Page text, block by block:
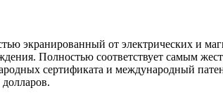
экранированный от электрических и
Полностью соответствует самым
сертификата и международный